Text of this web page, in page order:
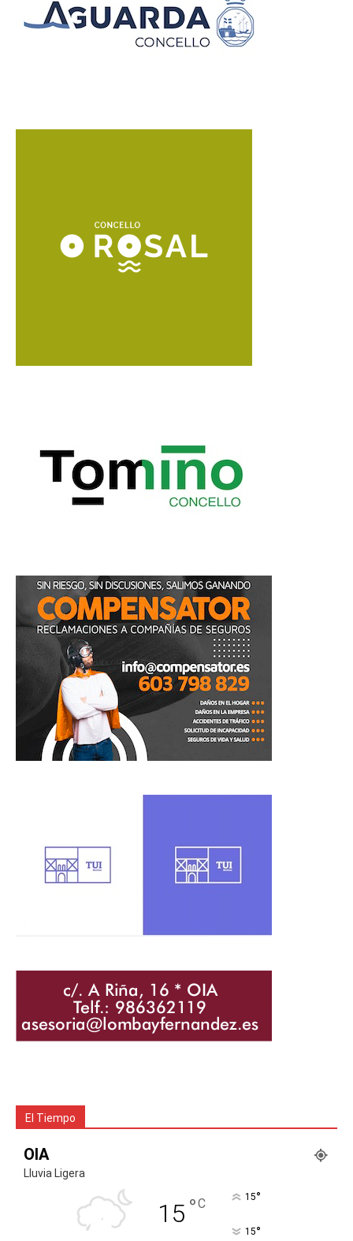
El Tiempo
OIA
Lluvia Ligera
15 °C 15°
15°